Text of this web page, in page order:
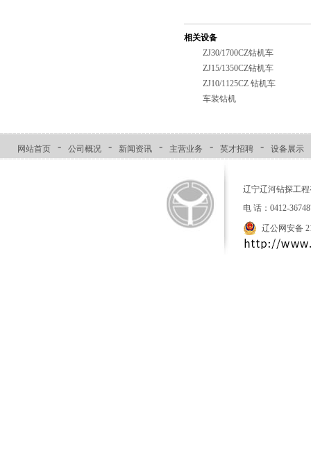
相关设备
ZJ30/1700CZ钻机车
ZJ15/1350CZ钻机车
ZJ10/1125CZ 钻机车
车装钻机
网站首页 - 公司概况 - 新闻资讯 - 主营业务 - 英才招聘 - 设备展示
辽宁辽河钻探工
电 话：0412-
辽公网安备